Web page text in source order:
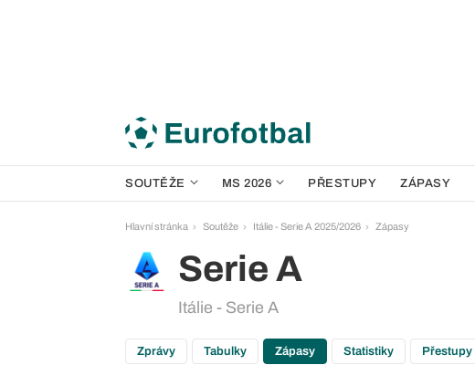
SOUTĚŽE MS 2026 PŘESTUPY ZÁPASY
Hlavní stránka Soutěže Itálie - Serie A 2025/2026 Zápasy
Serie A
Itálie - Serie A
Zprávy Tabulky Zápasy Statistiky Přestupy